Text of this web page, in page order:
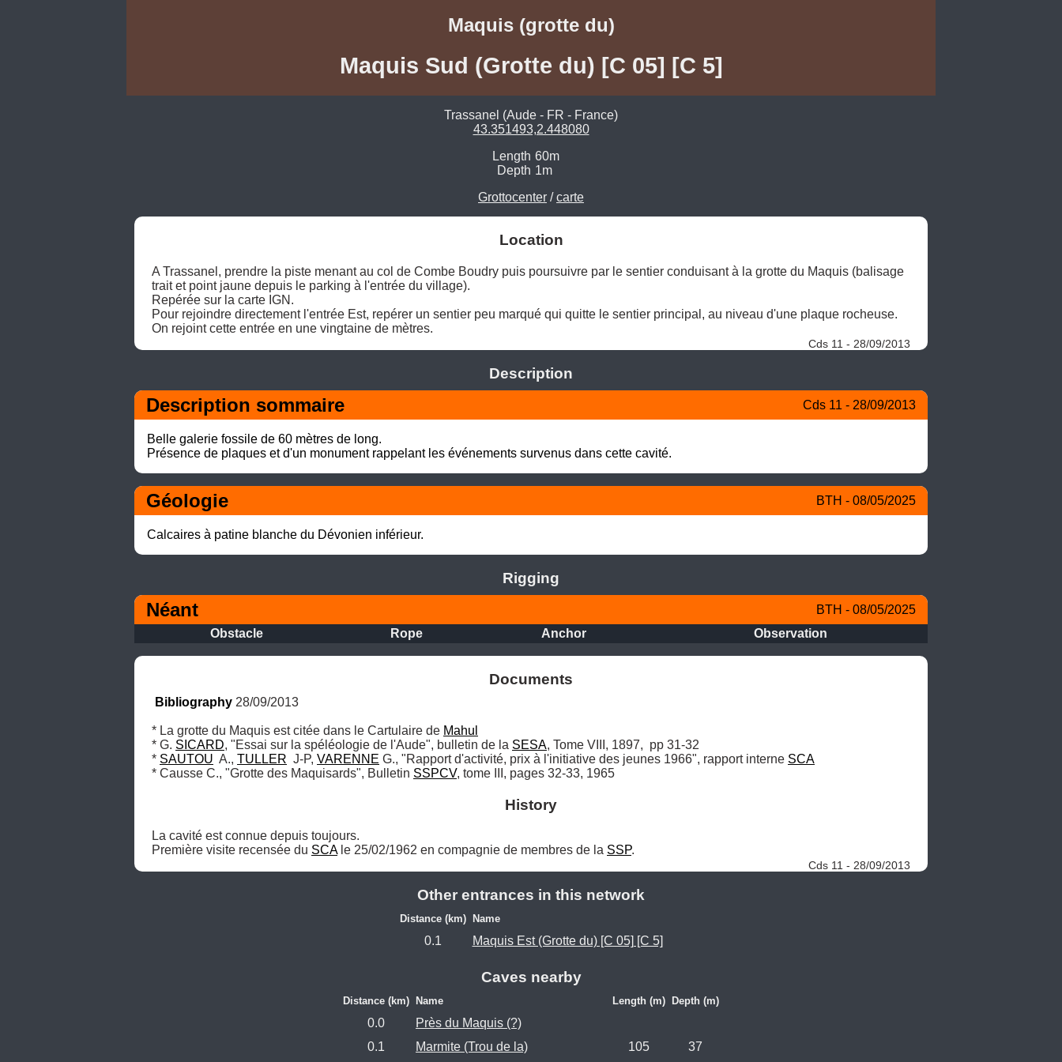
Maquis (grotte du)
Maquis Sud (Grotte du) [C 05] [C 5]
Trassanel (Aude - FR - France)
43.351493,2.448080
Length 60m
Depth 1m
Grottocenter /carte
Location
A Trassanel, prendre la piste menant au col de Combe Boudry puis poursuivre par le sentier conduisant à la grotte du Maquis (balisage
trait et point jaune depuis le parking à l'entrée du village).
Repérée sur la carte IGN.
Pour rejoindre directement l'entrée Est, repérer un sentier peu marqué qui quitte le sentier principal, au niveau d'une plaque rocheuse.
On rejoint cette entrée en une vingtaine de mètres.
Cds 11 - 28/09/2013
Description
Description sommaire Cds 11 - 28/09/2013
Belle galerie fossile de 60 mètres de long.
Présence de plaques et d'un monument rappelant les événements survenus dans cette cavité.
Géologie BTH - 08/05/2025
Calcaires à patine blanche du Dévonien inférieur.
Rigging
Néant
BTH - 08/05/2025
Obstacle
Rope Anchor Observation
Documents
Bibliography 28/09/2013
* La grotte du Maquis est citée dans le Cartulaire de Mahul
* G. SICARD, "Essai sur la spéléologie de l'Aude", bulletin de la SESA, Tome VIII, 1897,  pp 31-32
* SAUTOU
  A.,
TULLER
  J-P,
VARENNE G., "Rapport d'activité, prix à l'initiative des jeunes 1966", rapport interne SCA
* Causse C., "Grotte des Maquisards", Bulletin SSPCV, tome III, pages 32-33, 1965
History
La cavité est connue depuis toujours.
Première visite recensée du SCA le 25/02/1962 en compagnie de membres de la SSP.
Cds 11 - 28/09/2013
Other entrances in this network
Distance (km) Name
0.1 Maquis Est (Grotte du) [C 05] [C 5]
Caves nearby
Distance (km) Name Length (m) Depth (m)
0.0
Près du Maquis (?)
0.1
Marmite (Trou de la) 105 37